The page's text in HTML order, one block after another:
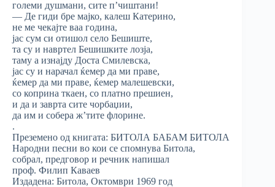
големи душмани, сите п’чиштани!
— Де гиди бре мајко, калеш Катерино,
не ме чекајте ваа година,
јас сум си отишол село Бешиште,
та су и навртел Бешишките лозја,
таму а изнајду Доста Смилевска,
јас су и нарачал ќемер да ми праве,
ќемер да ми праве, ќемер малешевски,
со коприна ткаен, со платно прешиен,
и да и заврта сите чорбаџии,
да им и собера ж’тите флорине.
.
Преземено од книгата: БИТОЛА БАБАМ БИТОЛА
Народни песни во кои се спомнува Битола,
собрал, предговор и речник напишал
проф. Филип Каваев
Издадена: Битола, Октомври 1969 год